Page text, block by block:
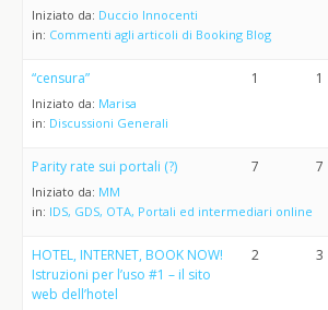
Iniziato da: Duccio Innocenti
in: Commenti agli articoli di Booking Blog
“censura”
Iniziato da: Marisa
in: Discussioni Generali
1 1
Parity rate sui portali (?)
Iniziato da: MM
in: IDS, GDS, OTA, Portali ed intermediari online
7 7
HOTEL, INTERNET, BOOK NOW!
Istruzioni per l’uso #1 – il sito
web dell’hotel
2 3